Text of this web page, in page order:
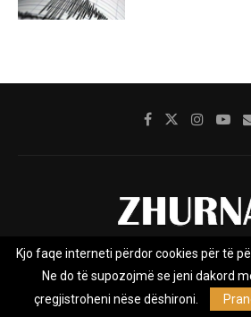
Rreth nesh Impresumi
Privacy Policy
Kjo faqe interneti përdor cookies për të
Ne do të supozojmë se jeni dakord
çregjistroheni nëse dëshironi.